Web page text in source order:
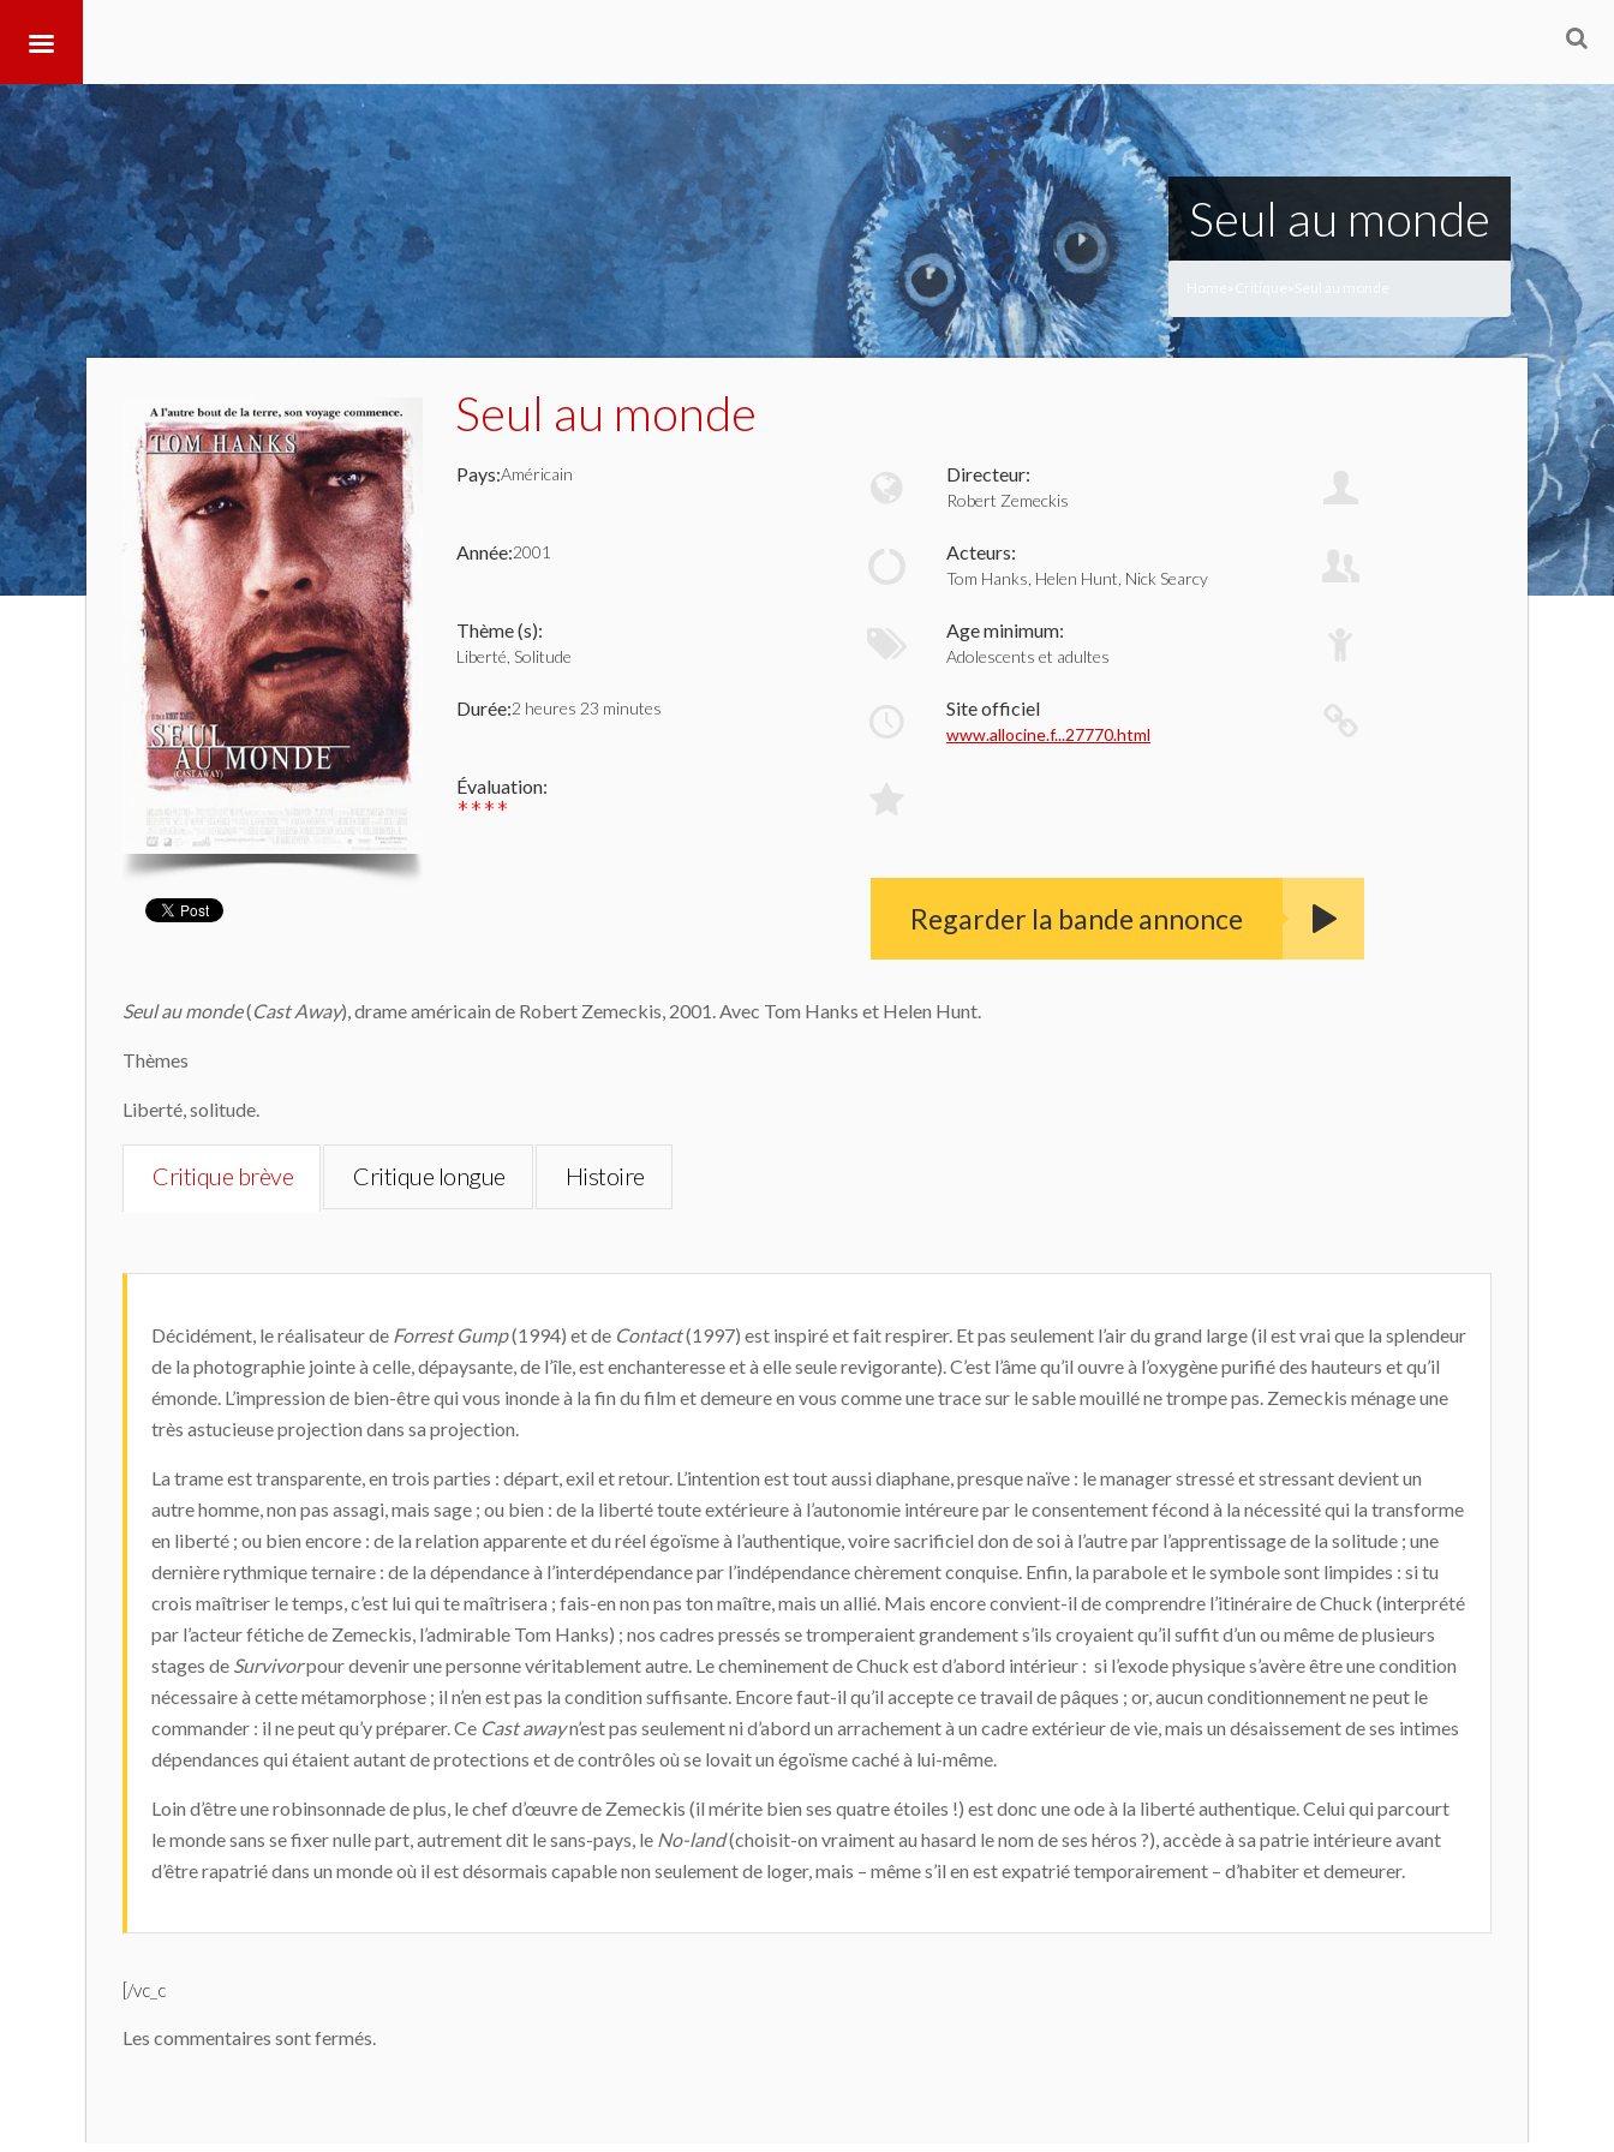
Seul au monde
Seul au monde
Pays:Américain
Année:2001
Thème (s):
Liberté, Solitude
Durée:2 heures 23 minutes
Évaluation:
****
Directeur:
Robert Zemeckis
Acteurs:
Tom Hanks, Helen Hunt, Nick Searcy
Age minimum:
Adolescents et adultes
Site officiel
www.allocine.f...27770.html
Regarder la bande annonce
Seul au monde(Cast Away), drame américain de Robert Zemeckis, 2001. Avec Tom Hanks et Helen Hunt.
Thèmes
Liberté, solitude.
Critique brève Critique longue Histoire
Décidément, le réalisateur de Forrest Gump(1994) et de Contact(1997) est inspiré et fait respirer. Et pas seulement l’air du grand large (il est vrai que la splendeur
de la photographie jointe à celle, dépaysante, de l’île, est enchanteresse et à elle seule revigorante). C’est l’âme qu’il ouvre à l’oxygène purifié des hauteurs et qu’il
émonde. L’impression de bien-être qui vous inonde à la fin du film et demeure en vous comme une trace sur le sable mouillé ne trompe pas. Zemeckis ménage une
très astucieuse projection dans sa projection.
La trame est transparente, en trois parties : départ, exil et retour. L’intention est tout aussi diaphane, presque naïve : le manager stressé et stressant devient un
autre homme, non pas assagi, mais sage ; ou bien : de la liberté toute extérieure à l’autonomie intéreure par le consentement fécond à la nécessité qui la transforme
en liberté ; ou bien encore : de la relation apparente et du réel égoïsme à l’authentique, voire sacrificiel don de soi à l’autre par l’apprentissage de la solitude ; une
dernière rythmique ternaire : de la dépendance à l’interdépendance par l’indépendance chèrement conquise. Enfin, la parabole et le symbole sont limpides : si tu
crois maîtriser le temps, c’est lui qui te maîtrisera ; fais-en non pas ton maître, mais un allié. Mais encore convient-il de comprendre l’itinéraire de Chuck (interprété
par l’acteur fétiche de Zemeckis, l’admirable Tom Hanks) ; nos cadres pressés se tromperaient grandement s’ils croyaient qu’il suffit d’un ou même de plusieurs
stages de Survivorpour devenir une personne véritablement autre. Le cheminement de Chuck est d’abord intérieur : si l’exode physique s’avère être une condition
nécessaire à cette métamorphose ; il n’en est pas la condition suffisante. Encore faut-il qu’il accepte ce travail de pâques ; or, aucun conditionnement ne peut le
commander : il ne peut qu’y préparer. Ce Cast awayn’est pas seulement ni d’abord un arrachement à un cadre extérieur de vie, mais un désaissement de ses intimes
dépendances qui étaient autant de protections et de contrôles où se lovait un égoïsme caché à lui-même.
Loin d’être une robinsonnade de plus, le chef d’œuvre de Zemeckis (il mérite bien ses quatre étoiles !) est donc une ode à la liberté authentique. Celui qui parcourt
le monde sans se fixer nulle part, autrement dit le sans-pays, le No-land(choisit-on vraiment au hasard le nom de ses héros ?), accède à sa patrie intérieure avant
d’être rapatrié dans un monde où il est désormais capable non seulement de loger, mais – même s’il en est expatrié temporairement – d’habiter et demeurer.
[/vc_c
Les commentaires sont fermés.